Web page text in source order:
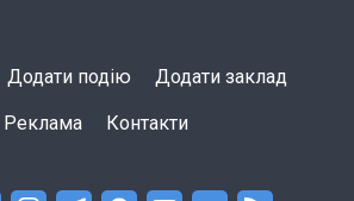
Додати подію Додати заклад
Реклама Контакти